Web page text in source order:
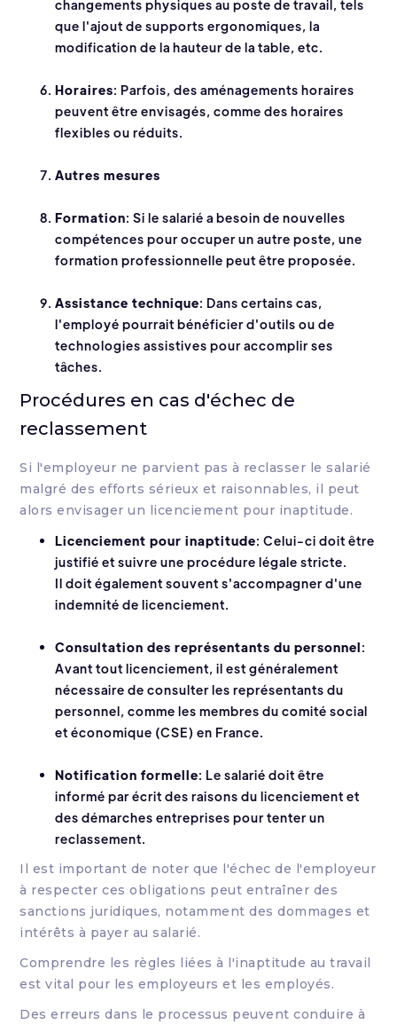
changements physiques au poste de travail, tels
que l'ajout de supports ergonomiques, la
modification de la hauteur de la table, etc.
Horaires: Parfois, des aménagements horaires
peuvent être envisagés, comme des horaires
flexibles ou réduits.
Autres mesures
Formation: Si le salarié a besoin de nouvelles
compétences pour occuper un autre poste, une
formation professionnelle peut être proposée.
Assistance technique: Dans certains cas,
l'employé pourrait bénéficier d'outils ou de
technologies assistives pour accomplir ses
tâches.
Procédures en cas d'échec de
reclassement
Si l'employeur ne parvient pas à reclasser le salarié
malgré des efforts sérieux et raisonnables, il peut
alors envisager un licenciement pour inaptitude.
Licenciement pour inaptitude: Celui-ci doit être
justifié et suivre une procédure légale stricte.
Il doit également souvent s'accompagner d'une
indemnité de licenciement.
Consultation des représentants du personnel:
Avant tout licenciement, il est généralement
nécessaire de consulter les représentants du
personnel, comme les membres du comité social
et économique (CSE) en France.
Notification formelle: Le salarié doit être
informé par écrit des raisons du licenciement et
des démarches entreprises pour tenter un
reclassement.
Il est important de noter que l'échec de l'employeur
à respecter ces obligations peut entraîner des
sanctions juridiques, notamment des dommages et
intérêts à payer au salarié.
Comprendre les règles liées à l'inaptitude au travail
est vital pour les employeurs et les employés.
Des erreurs dans le processus peuvent conduire à